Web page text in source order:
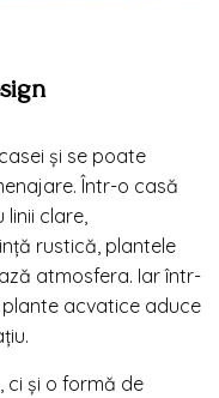
și se poate
Într-o casă
linii clare,
rustică, plantele
atmosfera. Iar într-
acvatice aduce
ci și o formă de